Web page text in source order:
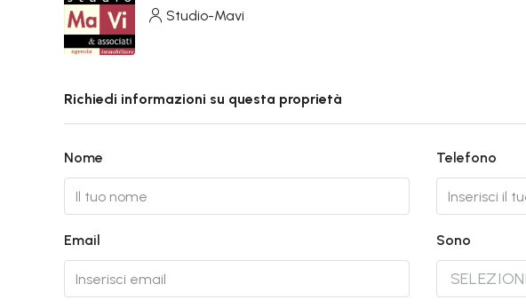
Studio-Mavi
Richiedi informazioni su questa proprietà
Nome Telefono
Email Sono